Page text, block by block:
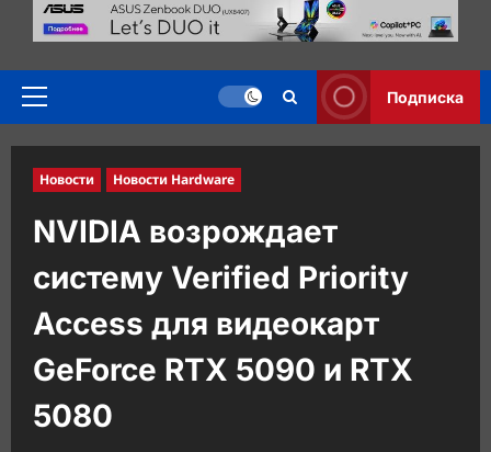
Основное
Подписка
Новости Новости Hardware
NVIDIA возрождает
систему Verified Priority
Access для видеокарт
GeForce RTX 5090 и RTX
5080